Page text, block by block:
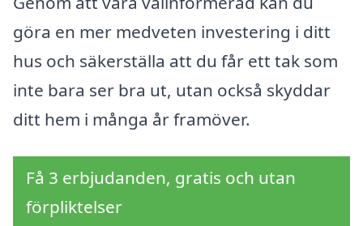
göra en mer medveten investering i ditt
hus och säkerställa att du får ett tak som
inte bara ser bra ut, utan också skyddar
ditt hem i många år framöver.
Få 3 erbjudanden, gratis och utan
förpliktelser